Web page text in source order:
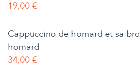
19,00 €
Cappuccino de homard et sa
homard
34,00 €